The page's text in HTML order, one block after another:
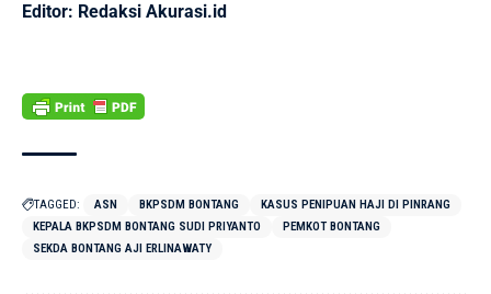
Editor: Redaksi Akurasi.id
TAGGED: ASN BKPSDM BONTANG
KASUS PENIPUAN HAJI DI PINRANG
KEPALA BKPSDM BONTANG SUDI PRIYANTO
PEMKOT BONTANG
SEKDA BONTANG AJI ERLINAWATY